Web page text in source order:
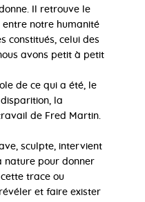
Il retrouve le
entre notre humanité
constitués, celui des
avons petit à petit
de ce qui a été, le
la
de Fred Martin.
sculpte, intervient
nature pour donner
trace ou
et faire exister